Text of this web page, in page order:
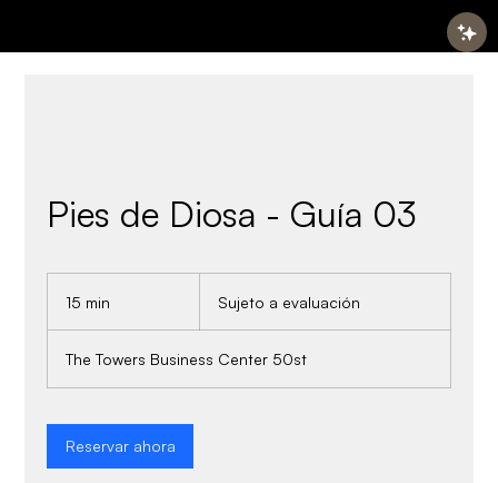
Pies de Diosa - Guía 03
15 min
m
i
evaluación
Sujeto a evaluación
The Towers Business Center 50st
Reservar ahora